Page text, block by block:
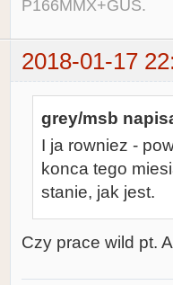
P166MMX+GUS.
2018-01-17
grey/msb
I ja rowniez -
konca tego
stanie, jak jest.
Czy prace wild pt.